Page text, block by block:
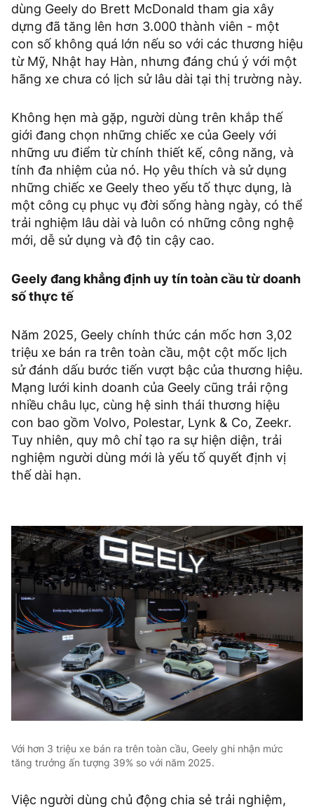
dùng Geely do Brett McDonald tham gia xây
dựng đã tăng lên hơn 3.000 thành viên - một
con số không quá lớn nếu so với các thương hiệu
từ Mỹ, Nhật hay Hàn, nhưng đáng chú ý với một
hãng xe chưa có lịch sử lâu dài tại thị trường này.
Không hẹn mà gặp, người dùng trên khắp thế
giới đang chọn những chiếc xe của Geely với
những ưu điểm từ chính thiết kế, công năng, và
tính đa nhiệm của nó. Họ yêu thích và sử dụng
những chiếc xe Geely theo yếu tố thực dụng, là
một công cụ phục vụ đời sống hàng ngày, có thể
trải nghiệm lâu dài và luôn có những công nghệ
mới, dễ sử dụng và độ tin cậy cao.
Geely đang khẳng định uy tín toàn cầu từ doanh
số thực tế
Năm 2025, Geely chính thức cán mốc hơn 3,02
triệu xe bán ra trên toàn cầu, một cột mốc lịch
sử đánh dấu bước tiến vượt bậc của thương hiệu.
Mạng lưới kinh doanh của Geely cũng trải rộng
nhiều châu lục, cùng hệ sinh thái thương hiệu
con bao gồm Volvo, Polestar, Lynk & Co, Zeekr.
Tuy nhiên, quy mô chỉ tạo ra sự hiện diện, trải
nghiệm người dùng mới là yếu tố quyết định vị
thế dài hạn.
Với hơn 3 triệu xe bán ra trên toàn cầu, Geely ghi nhận mức
tăng trưởng ấn tượng 39% so với năm 2025.
Việc người dùng chủ động chia sẻ trải nghiệm,